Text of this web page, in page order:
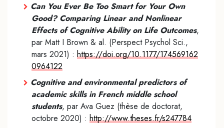
Can You Ever Be Too Smart for Your Own
Good? Comparing Linear and Nonlinear
Effects of Cognitive Ability on Life Outcomes,
par Matt I Brown & al. (Perspect Psychol Sci.,
mars 2021) : https://doi.org/10.1177/174569162
0964122
Cognitive and environmental predictors of
academic skills in French middle school
students, par Ava Guez (thèse de doctorat,
octobre 2020) : http://www.theses.fr/s247784